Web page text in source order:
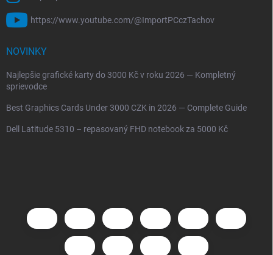
https://www.youtube.com/@ImportPCczTachov
NOVINKY
Najlepšie grafické karty do 3000 Kč v roku 2026 — Kompletný
sprievodce
Best Graphics Cards Under 3000 CZK in 2026 — Complete Guide
Dell Latitude 5310 – repasovaný FHD notebook za 5000 Kč